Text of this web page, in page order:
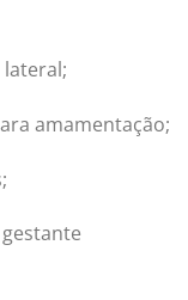
amamentação;